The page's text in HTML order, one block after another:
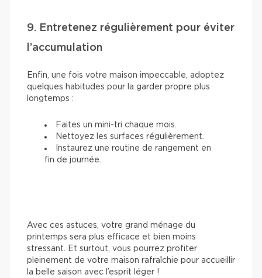
9. Entretenez régulièrement pour éviter
l’accumulation
Enfin, une fois votre maison impeccable, adoptez
quelques habitudes pour la garder propre plus
longtemps :
Faites un mini-tri chaque mois.
Nettoyez les surfaces régulièrement.
Instaurez une routine de rangement en
fin de journée.
Avec ces astuces, votre grand ménage du
printemps sera plus efficace et bien moins
stressant. Et surtout, vous pourrez profiter
pleinement de votre maison rafraîchie pour accueillir
la belle saison avec l’esprit léger !